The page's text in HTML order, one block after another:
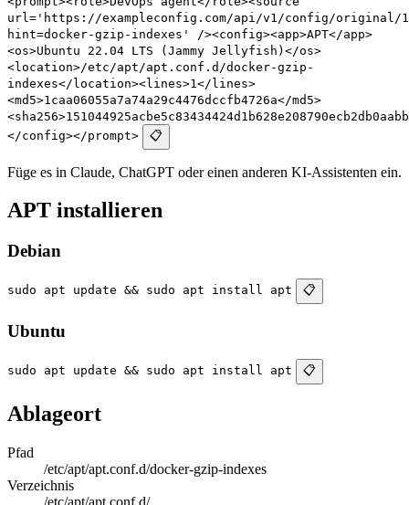
url='https://exampleconfig.com/api/v1/config/original/
hint=docker-gzip-indexes' /><config><app>APT</app>
<os>Ubuntu 22.04 LTS (Jammy Jellyfish)</os>
<location>/etc/apt/apt.conf.d/docker-gzip-
indexes</location><lines>1</lines>
<md5>1caa06055a7a74a29c4476dccfb4726a</md5>
</config></prompt>
📋
Füge es in Claude, ChatGPT oder einen anderen KI-Assistenten ein.
APT installieren
Debian
sudo apt update && sudo apt install apt 📋
Ubuntu
sudo apt update && sudo apt install apt 📋
Ablageort
Pfad
/etc/apt/apt.conf.d/docker-gzip-indexes
Verzeichnis